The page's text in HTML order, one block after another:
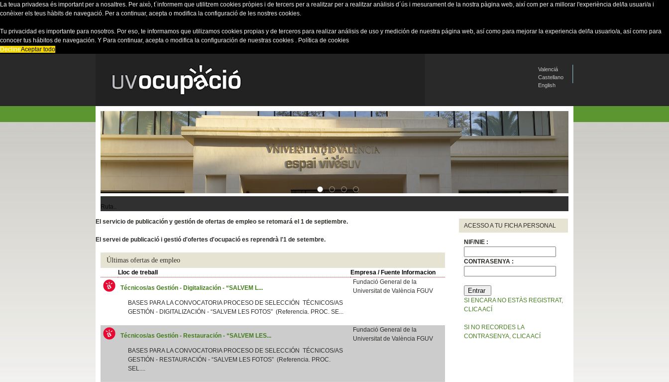
La teua privadesa és important per a nosaltres. Per això, t´informem que utilitzem cookies pròpies i de tercers per a realitzar per a realitzar anàlisis d´ús i mesurament de la nostra pàgina web, així com per a millorar l'experiència del/la usuari/a i
conèixer els teus hàbits de navegació. Per a continuar, acepta o modifica la configuració de les nostres cookies.
Tu privacidad es importante para nosotros. Por eso, te informamos que utilizamos cookies propias y de terceros para realizar análisis de uso y medición de nuestra página web, así como para mejorar la experiencia del/la usuario/a, así como para
conocer tus hábitos de navegación. Y Para continuar, acepta o modifica la configuración de nuestras cookies . Política de cookies
DeclineAceptar todo
Valenciá
Castellano
English
Ruta..
ACESSO A TU FICHA PERSONAL
NIF/NIE :
CONTRASENYA :
SI ENCARA NO ESTÀS REGISTRAT,
CLICA ACÍ
SI NO RECORDES LA
CONTRASENYA, CLICA ACÍ
El servicio de publicación y gestión de ofertas de empleo se retomará el 1 de septiembre.
El servei de publicació i gestió d'ofertes d'ocupació es reprendrà l'1 de setembre.
Últimas ofertas de empleo
Lloc de treball Empresa / Fuente Informacion
Técnicos/as Gestión - Digitalización - “SALVEM L...
BASES PARA LA CONVOCATORIA PROCESO DE SELECCIÓN TÉCNICOS/AS
GESTIÓN - DIGITALIZACIÓN - “SALVEM LES FOTOS” (Referencia. PROC. SE...
Fundació General de la
Universitat de València FGUV
Técnicos/as Gestión - Restauración - “SALVEM LES...
BASES PARA LA CONVOCATORIA PROCESO DE SELECCIÓN TÉCNICOS/AS
GESTIÓN - RESTAURACIÓN - “SALVEM LES FOTOS” (Referencia. PROC.
SEL....
Fundació General de la
Universitat de València FGUV